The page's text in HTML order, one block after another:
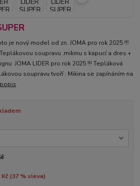
je nový model od zn. JOMA pro rok 2025 !!!
soupravu ,mikinu s kapucí a dres +
JOMA LIDER pro rok 2025 !!! Tepláková
soupravu tvoří : Mikina se zapínáním na
(37% sleva)